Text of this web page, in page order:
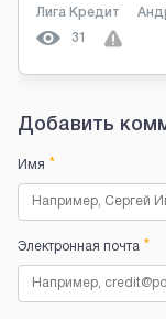
Лига Кредит
31
Добавить
Имя *
Электронная почта *